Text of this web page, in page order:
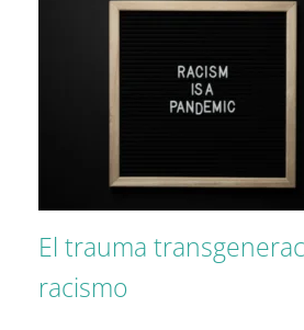
El trauma
racismo